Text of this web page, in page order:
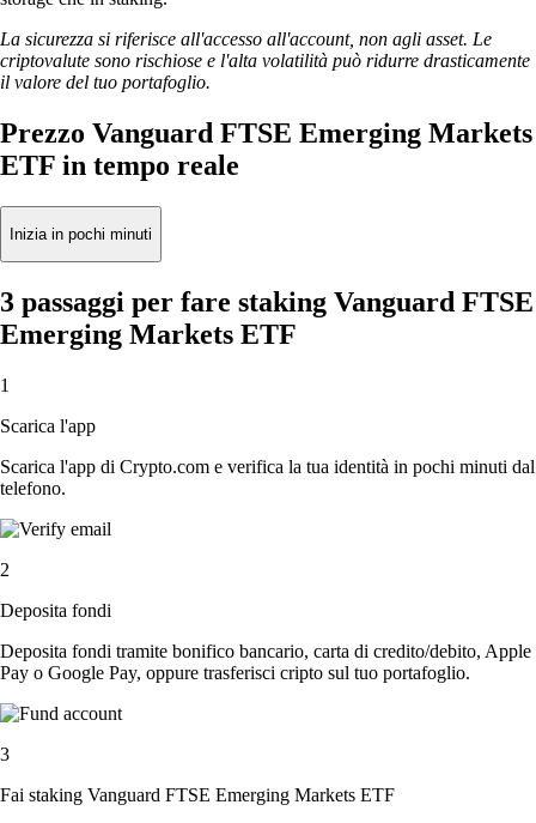
La sicurezza si riferisce all'accesso all'account, non agli asset. Le
criptovalute sono rischiose e l'alta volatilità può ridurre drasticamente
il valore del tuo portafoglio.
Prezzo Vanguard FTSE Emerging Markets
ETF in tempo reale
Inizia in pochi minuti
3 passaggi per fare staking Vanguard FTSE
Emerging Markets ETF
1
Scarica l'app
Scarica l'app di Crypto.com e verifica la tua identità in pochi minuti dal
telefono.
2
Deposita fondi
Deposita fondi tramite bonifico bancario, carta di credito/debito, Apple
Pay o Google Pay, oppure trasferisci cripto sul tuo portafoglio.
3
Fai staking Vanguard FTSE Emerging Markets ETF